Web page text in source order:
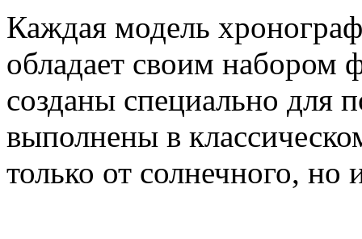
Каждая модель
обладает своим набором
созданы специально для
выполнены в
только от солнечного, но